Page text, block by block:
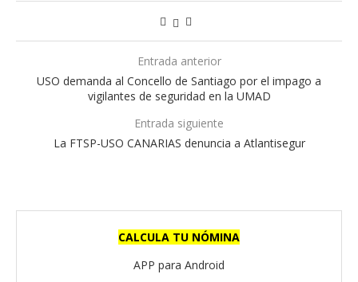
Entrada anterior
USO demanda al Concello de Santiago por el impago a
vigilantes de seguridad en la UMAD
Entrada siguiente
La FTSP-USO CANARIAS denuncia a Atlantisegur
CALCULA TU NÓMINA
APP para Android